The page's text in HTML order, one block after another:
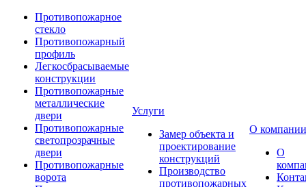
Противопожарное
стекло
Противопожарный
профиль
Легкосбрасываемые
конструкции
Противопожарные
металлические
двери
Противопожарные
светопрозрачные
двери
Противопожарные
ворота
Услуги
Замер объекта и
проектирование
конструкций
Производство
противопожарных
О компании
О